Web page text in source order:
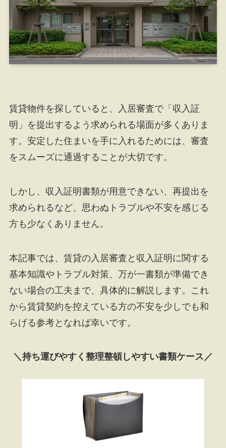
賃貸物件を探していると、入居審査で「収入証
明」を提出するよう求められる場面が多くありま
す。安定した住まいを手に入れるためには、審査
をスムーズに通過することが大切です。
しかし、収入証明書類が用意できない、再提出を
求められるなど、思わぬトラブルや不安を感じる
方も少なくありません。
本記事では、賃貸の入居審査と収入証明に関する
基本知識やトラブル対策、万が一書類が準備でき
ない場合の工夫まで、具体的に解説します。これ
から賃貸契約を控えている方の不安を少しでも和
らげる参考となれば幸いです。
＼持ち運びやすく整理整頓しやすい書類ケース／